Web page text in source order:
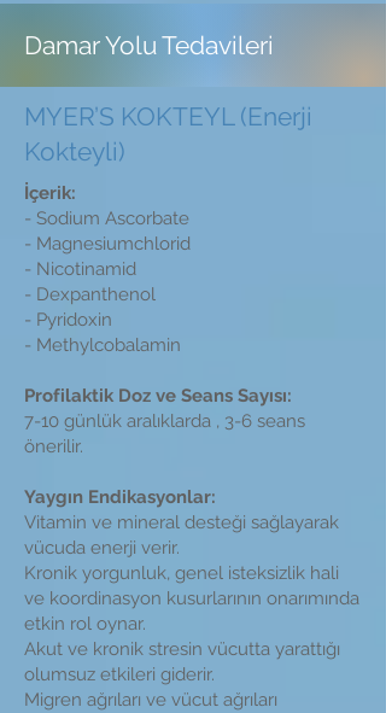
Damar Yolu Tedavileri
MYER’S KOKTEYL (Enerji
Kokteyli)
İçerik:
- Sodium Ascorbate
- Magnesiumchlorid
- Nicotinamid
- Dexpanthenol
- Pyridoxin
- Methylcobalamin
Profilaktik Doz ve Seans Sayısı:
7-10 günlük aralıklarda , 3-6 seans
önerilir.
Yaygın Endikasyonlar:
Vitamin ve mineral desteği sağlayarak
vücuda enerji verir.
Kronik yorgunluk, genel isteksizlik hali
ve koordinasyon kusurlarının onarımında
etkin rol oynar.
Akut ve kronik stresin vücutta yarattığı
olumsuz etkileri giderir.
Migren ağrıları ve vücut ağrıları